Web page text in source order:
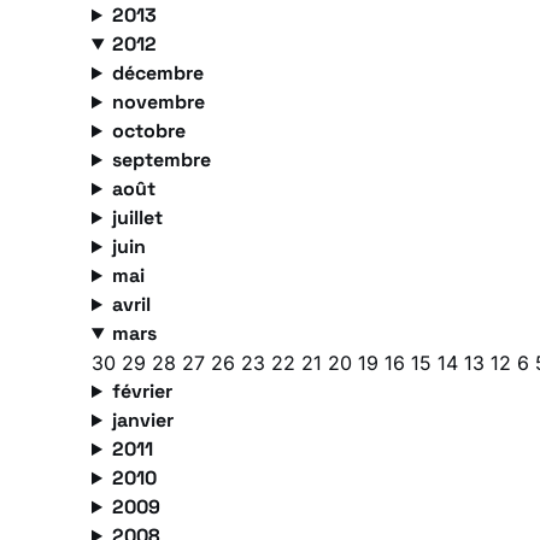
2013
2012
décembre
novembre
octobre
septembre
août
juillet
juin
mai
avril
mars
30 29 28 27 26 23 22 21 20 19 16 15 14 13 12 6
février
janvier
2011
2010
2009